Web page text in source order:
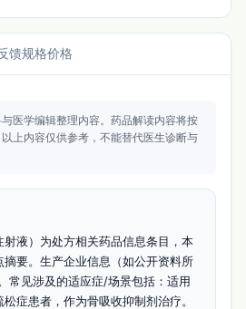
馈规格价格
医学编辑整理内容。 药品解读内容将按
以上内容仅供参考，不能替代医生诊断与
液）为处方相关药品信息条目，本
要。生产企业信息（如公开资料所
常见涉及的适应症/场景包括：适用
症患者，作为骨吸收抑制剂治疗。